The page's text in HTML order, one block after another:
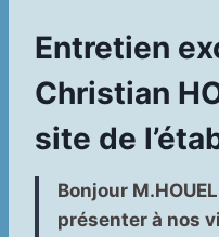
Entretien
Christian
site de
Bonjour
présenter à nos